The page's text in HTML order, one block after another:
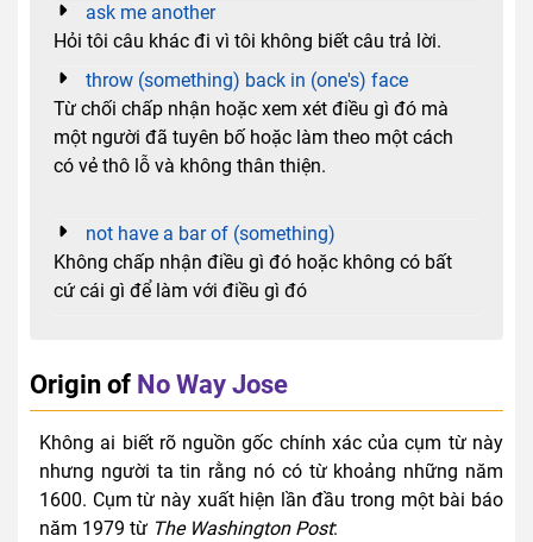
ask me another
Hỏi tôi câu khác đi vì tôi không biết câu trả lời.
throw (something) back in (one's) face
Từ chối chấp nhận hoặc xem xét điều gì đó mà
một người đã tuyên bố hoặc làm theo một cách
có vẻ thô lỗ và không thân thiện.
not have a bar of (something)
Không chấp nhận điều gì đó hoặc không có bất
cứ cái gì để làm với điều gì đó
Origin of No Way Jose
Không ai biết rõ nguồn gốc chính xác của cụm từ này
nhưng người ta tin rằng nó có từ khoảng những năm
1600. Cụm từ này xuất hiện lần đầu trong một bài báo
năm 1979 từ The Washington Post: